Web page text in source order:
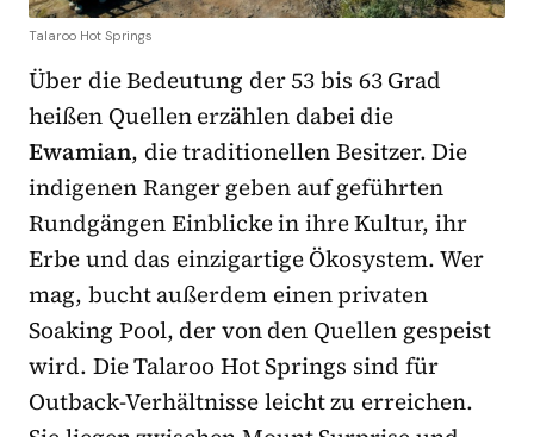
Talaroo Hot Springs
Über die Bedeutung der 53 bis 63 Grad
heißen Quellen erzählen dabei die
Ewamian, die traditionellen Besitzer. Die
indigenen Ranger geben auf geführten
Rundgängen Einblicke in ihre Kultur, ihr
Erbe und das einzigartige Ökosystem. Wer
mag, bucht außerdem einen privaten
Soaking Pool, der von den Quellen gespeist
wird. Die Talaroo Hot Springs sind für
Outback-Verhältnisse leicht zu erreichen.